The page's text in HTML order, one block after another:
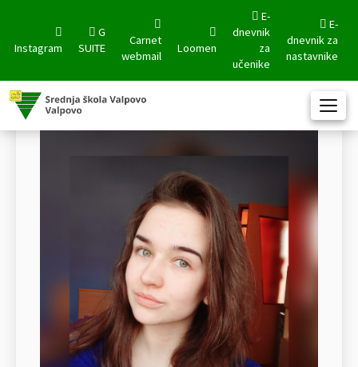
Instagram
G
SUITE
Carnet
webmail
Loomen
E-
dnevnik
za
učenike
E-
dnevnik za
nastavnike